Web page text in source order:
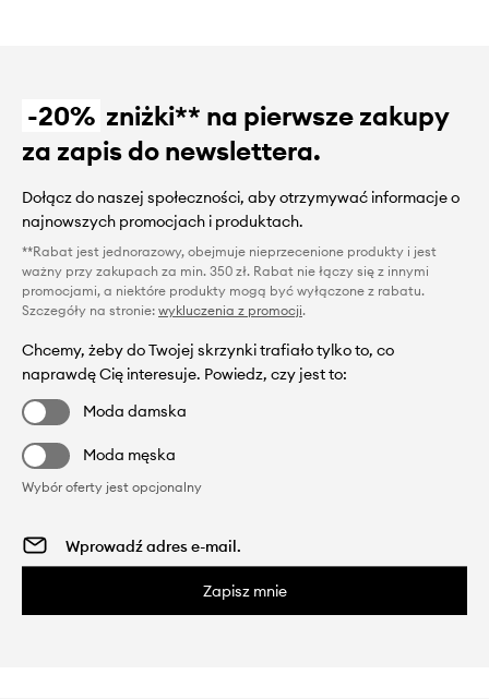
-20% zniżki** na pierwsze zakupy
za zapis do newslettera.
Dołącz do naszej społeczności, aby otrzymywać informacje o
najnowszych promocjach i produktach.
**Rabat jest jednorazowy, obejmuje nieprzecenione produkty i jest
ważny przy zakupach za min. 350 zł. Rabat nie łączy się z innymi
promocjami, a niektóre produkty mogą być wyłączone z rabatu.
Szczegóły na stronie: wykluczenia z promocji.
Chcemy, żeby do Twojej skrzynki trafiało tylko to, co
naprawdę Cię interesuje. Powiedz, czy jest to:
Moda damska
Moda męska
Wybór oferty jest opcjonalny
Zapisz mnie